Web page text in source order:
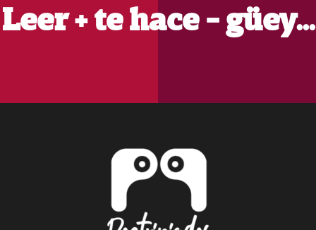
Leer + te hace - güey…